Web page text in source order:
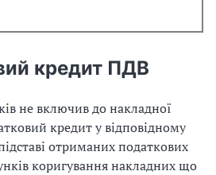
кредит ПДВ
не включив до накладної
кредит у відповідному
отриманих податкових
коригування накладних що